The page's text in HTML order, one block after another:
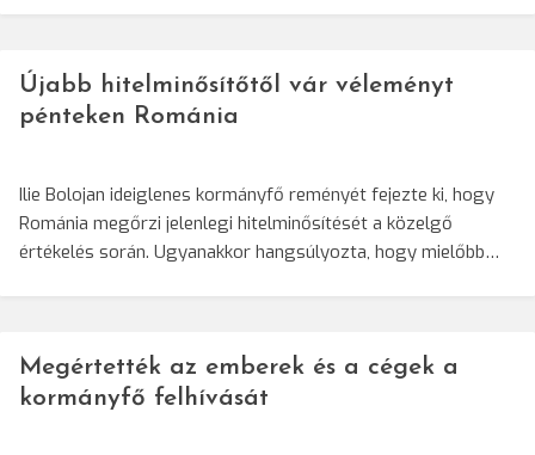
Újabb hitelminősítőtől vár véleményt
pénteken Románia
Ilie Bolojan ideiglenes kormányfő reményét fejezte ki, hogy
Románia megőrzi jelenlegi hitelminősítését a közelgő
értékelés során. Ugyanakkor hangsúlyozta, hogy mielőbb…
Megértették az emberek és a cégek a
kormányfő felhívását